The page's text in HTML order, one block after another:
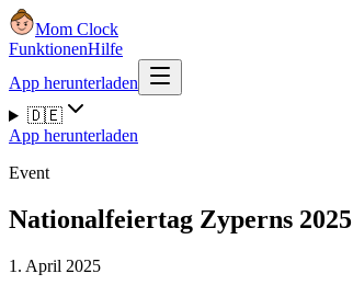
Mom Clock
FunktionenHilfe
App herunterladen
🇩🇪
App herunterladen
Event
Nationalfeiertag Zyperns 2025
1. April 2025